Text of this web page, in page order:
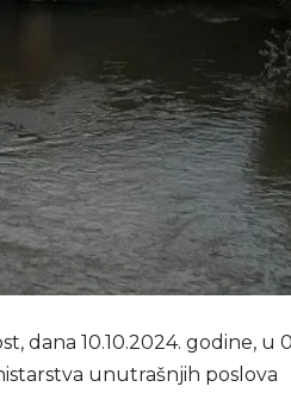
dana 10.10.2024. godine, u
unutrašnjih poslova